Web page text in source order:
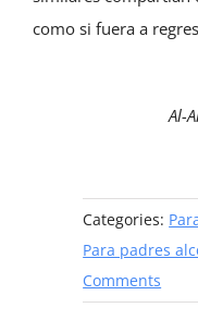
como si fuera a
Al-
Categories:
Para padres
Comments